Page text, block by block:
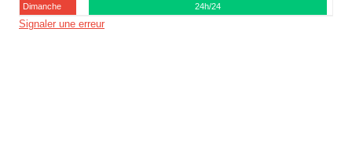
Dimanche
24h/24
Signaler une erreur